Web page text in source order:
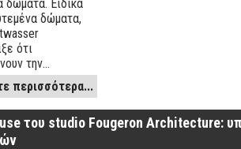
δώματα. Ειδικά
δώματα,
ότι
την…
περισσότερα...
του studio Fougeron Architecture: